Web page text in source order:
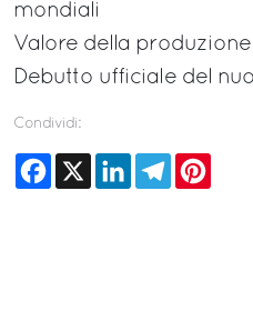
mondiali
Valore della
Debutto ufficiale del
Condividi:
Facebook
X LinkedInTelegram